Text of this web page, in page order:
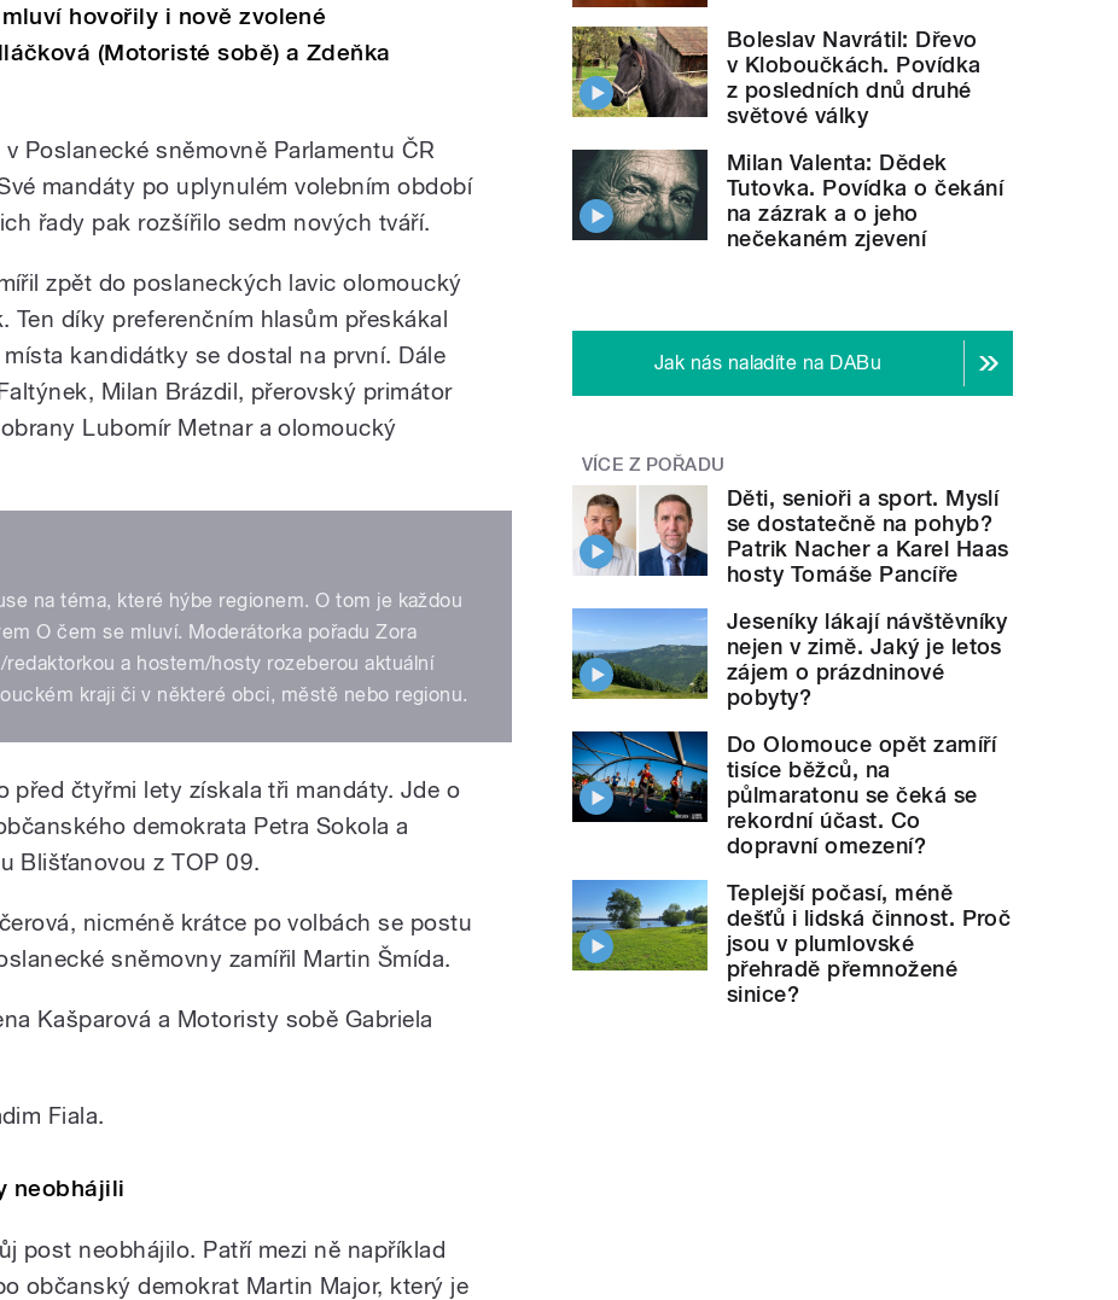
hovořily i nově zvolené
(Motoristé sobě) a Zdeňka
Poslanecké sněmovně Parlamentu ČR
mandáty po uplynulém volebním období
řady pak rozšířilo sedm nových tváří.
zpět do poslaneckých lavic olomoucký
Ten díky preferenčním hlasům přeskákal
kandidátky se dostal na první. Dále
Milan Brázdil, přerovský primátor
Lubomír Metnar a olomoucký
na téma, které hýbe regionem. O tom je každou
O čem se mluví. Moderátorka pořadu Zora
a hostem/hosty rozeberou aktuální
kraji či v některé obci, městě nebo regionu.
před čtyřmi lety získala tři mandáty. Jde o
demokrata Petra Sokola a
Blišťanovou z TOP 09.
nicméně krátce po volbách se postu
sněmovny zamířil Martin Šmída.
Kašparová a Motoristy sobě Gabriela
Fiala.
neobhájili
post neobhájilo. Patří mezi ně například
občanský demokrat Martin Major, který je
Boleslav Navrátil: Dřevo
v Kloboučkách. Povídka
z posledních dnů druhé
světové války
Milan Valenta: Dědek
Tutovka. Povídka o čekání
na zázrak a o jeho
nečekaném zjevení
Jak nás naladíte na DABu
VÍCE Z POŘADU
Děti, senioři a sport. Myslí
se dostatečně na pohyb?
Patrik Nacher a Karel Haas
hosty Tomáše Pancíře
Jeseníky lákají návštěvníky
nejen v zimě. Jaký je letos
zájem o prázdninové
pobyty?
Do Olomouce opět zamíří
tisíce běžců, na
půlmaratonu se čeká se
rekordní účast. Co
dopravní omezení?
Teplejší počasí, méně
dešťů i lidská činnost. Proč
jsou v plumlovské
přehradě přemnožené
sinice?